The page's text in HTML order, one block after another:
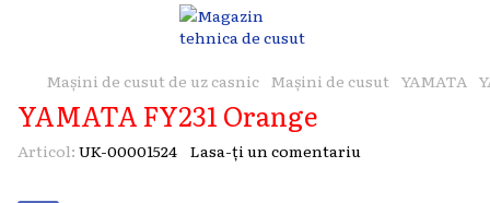
Mașini de cusut de uz casnic Mașini de cusut YAMATA
YAMATA FY231 Orange
Articol: UK-00001524 Lasa-ți un comentariu